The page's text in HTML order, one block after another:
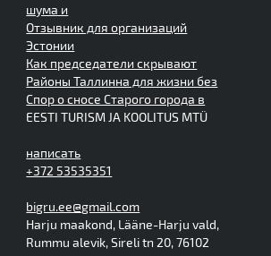
шума и
Отзывник для организаций
Эстонии
Как председатели скрывают
Районы Таллинна для жизни без
Спор о сносе Старого города в
EESTI TURISM JA KOOLITUS MTÜ
написать
+372 53535351
bigru.ee@gmail.com
Harju maakond, Lääne-Harju vald,
Rummu alevik, Sireli tn 20, 76102